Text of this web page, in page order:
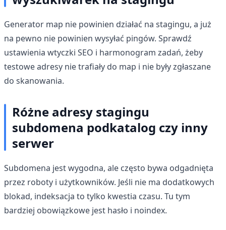
Generator map nie powinien działać na stagingu, a już
na pewno nie powinien wysyłać pingów. Sprawdź
ustawienia wtyczki SEO i harmonogram zadań, żeby
testowe adresy nie trafiały do map i nie były zgłaszane
do skanowania.
Różne adresy stagingu
subdomena podkatalog czy inny
serwer
Subdomena jest wygodna, ale często bywa odgadnięta
przez roboty i użytkowników. Jeśli nie ma dodatkowych
blokad, indeksacja to tylko kwestia czasu. Tu tym
bardziej obowiązkowe jest hasło i noindex.